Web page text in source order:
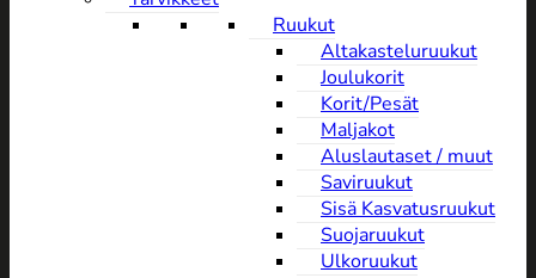
Ruukut
Altakasteluruukut
Joulukorit
Korit/Pesät
Maljakot
Aluslautaset / muut
Saviruukut
Sisä Kasvatusruukut
Suojaruukut
Ulkoruukut